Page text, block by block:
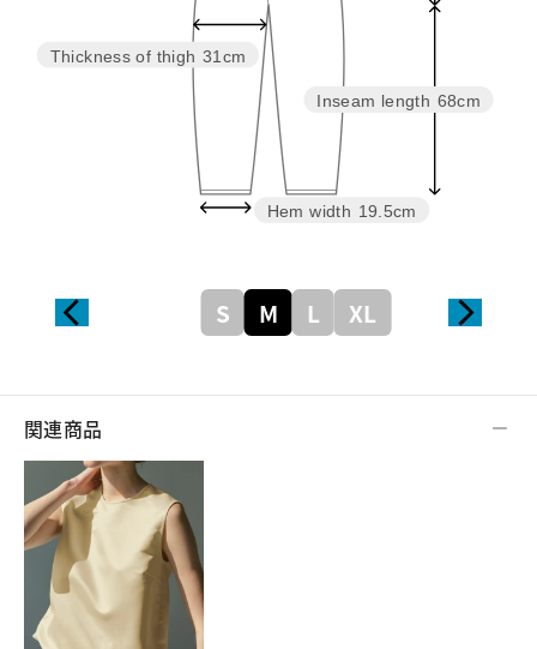
Inseam length 68cm
Hem width 19.5cm
Thickness of thigh 31cm
S M L XL
関連商品